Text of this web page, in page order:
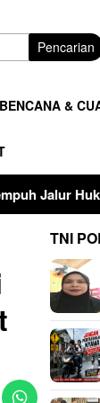
Pencarian
BENCANA &
Dugaan
TNI